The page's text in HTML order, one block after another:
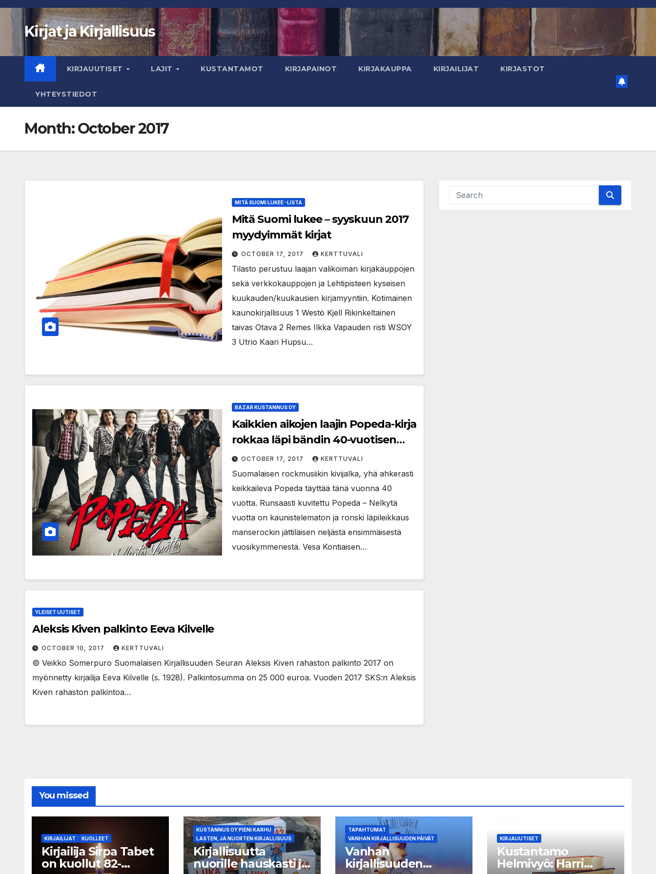
Skip
contentKirjat ja Kirjallisuus
KIRJAUUTISET LAJIT KUSTANTAMOT KIRJAPAINOT KIRJAKAUPPA KIRJAILIJAT KIRJASTOT
YHTEYSTIEDOT
Month:October 2017
MITÄ SUOMI LUKEE -LISTA
Mitä Suomi lukee – syyskuun 2017
myydyimmät kirjat
OCTOBER 17, 2017 KERTTUVALI
Tilasto perustuu laajan valikoiman kirjakauppojen
sekä verkkokauppojen ja Lehtipisteen kyseisen
kuukauden/kuukausien kirjamyyntiin. Kotimainen
kaunokirjallisuus 1 Westö Kjell Rikinkeltainen
taivas Otava 2 Remes Ilkka Vapauden risti WSOY
3 Utrio Kaari Hupsu…
BAZAR KUSTANNUS OY
Kaikkien aikojen laajin Popeda-kirja
rokkaa läpi bändin 40-vuotisen
taipaleen
OCTOBER 17, 2017 KERTTUVALI
Suomalaisen rockmusiikin kivijalka, yhä ahkerasti
keikkaileva Popeda täyttää tänä vuonna 40
vuotta. Runsaasti kuvitettu Popeda – Nelkytä
vuotta on kaunistelematon ja ronski läpileikkaus
manserockin jättiläisen neljästä ensimmäisestä
vuosikymmenestä. Vesa Kontiaisen…
YLEISET UUTISET
Aleksis Kiven palkinto Eeva Kilvelle
OCTOBER 10, 2017 KERTTUVALI
© Veikko Somerpuro Suomalaisen Kirjallisuuden Seuran Aleksis Kiven rahaston palkinto 2017 on
myönnetty kirjailija Eeva Kilvelle (s. 1928). Palkintosumma on 25 000 euroa. Vuoden 2017 SKS:n Aleksis
Kiven rahaston palkintoa…
You missed
KIRJAILIJAT KUOLLEET
Kirjailija Sirpa Tabet
on kuollut 82-
KUSTANNUS OY PIENI KARHU
LASTEN, JA NUORTEN KIRJALLISUUS
Kirjallisuutta
nuorille hauskasti ja
TAPAHTUMAT
VANHAN KIRJALLISUUDEN PÄIVÄT
Vanhan
kirjallisuuden
KIRJAUUTISET
Kustantamo
Helmivyö: Harri